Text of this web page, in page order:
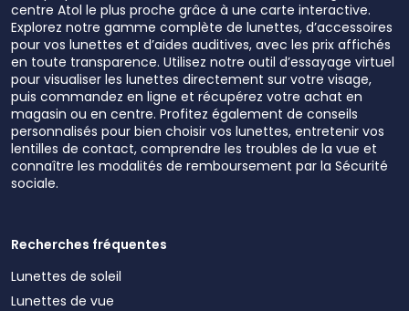
centre Atol le plus proche grâce à une carte interactive.
Explorez notre gamme complète de lunettes, d’accessoires
pour vos lunettes et d’aides auditives, avec les prix affichés
en toute transparence. Utilisez notre outil d’essayage virtuel
pour visualiser les lunettes directement sur votre visage,
puis commandez en ligne et récupérez votre achat en
magasin ou en centre. Profitez également de conseils
personnalisés pour bien choisir vos lunettes, entretenir vos
lentilles de contact, comprendre les troubles de la vue et
connaître les modalités de remboursement par la Sécurité
sociale.
Recherches fréquentes
Lunettes de soleil
Lunettes de vue